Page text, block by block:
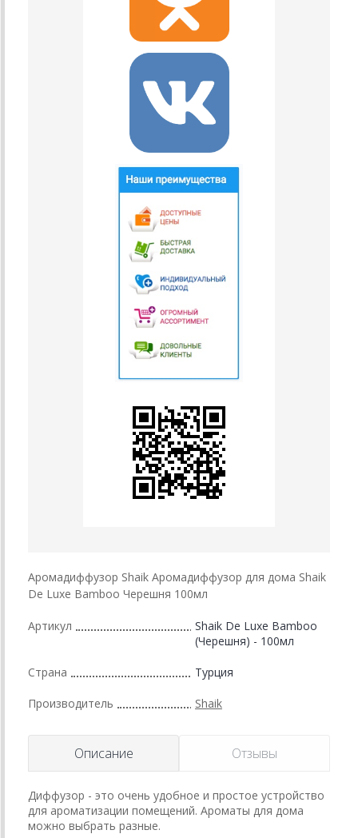
Аромадиффузор Shaik Аромадиффузор для дома Shaik
De Luxe Bamboo Черешня 100мл
Артикул
Shaik De Luxe Bamboo
(Черешня) - 100мл
Страна Турция
Производитель Shaik
Описание Отзывы
Диффузор - это очень удобное и простое устройство
для ароматизации помещений. Ароматы для дома
можно выбрать разные.